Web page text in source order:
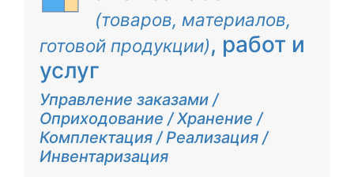
(товаров, материалов,
готовой продукции), работ и
услуг
Управление заказами /
Оприходование / Хранение /
Комплектация / Реализация /
Инвентаризация